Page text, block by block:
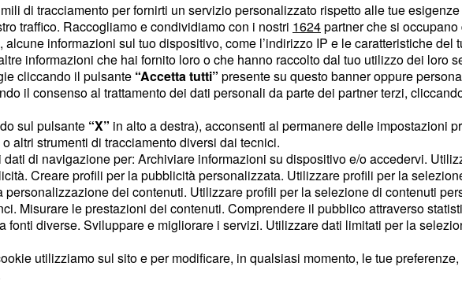
a Salerno
è consideratala più
adibita al
metri e larga
una parte consistente
400 casse.
di Salernodove i
e preparati per il ri-
farà quindi coppia
, risalente allaprima
di tracciamento per fornirti un servizio personalizzato rispetto alle tue
traffico. Raccogliamo e condividiamo con i nostri 1624partner che si
informazioni sul tuo dispositivo, come l’indirizzo IP e le caratteristiche del
informazioni che hai fornito loro o che hanno raccolto dal tuo utilizzo dei loro
cliccando il pulsante “Accetta tutti” presente su questo banner oppure
il consenso al trattamento dei dati personali da parte dei partner terzi,
sul pulsante “X” in alto a destra), acconsenti al permanere delle impostazioni
altri strumenti di tracciamento diversi dai tecnici.
di navigazione per: Archiviare informazioni su dispositivo e/o accedervi.
Creare profili per la pubblicità personalizzata. Utilizzare profili per la
dei contenuti. Utilizzare profili per la selezione di contenuti
Misurare le prestazioni dei contenuti. Comprendere il pubblico attraverso
fonti diverse. Sviluppare e migliorare i servizi. Utilizzare dati limitati per la
utilizziamo sul sito e per modificare, in qualsiasi momento, le tue